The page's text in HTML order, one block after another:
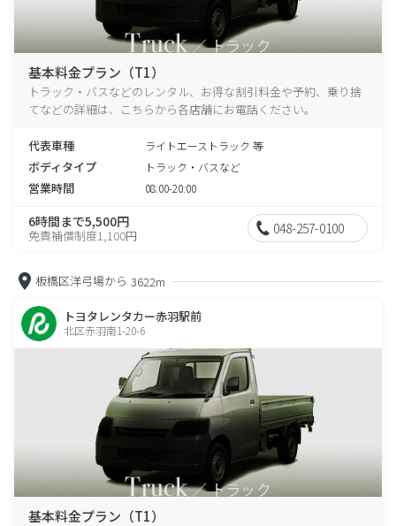
基本料金プラン（T1）
トラック・バスなどのレンタル、お得な割引料金や予約、乗り捨
てなどの詳細は、こちらから各店舗にお電話ください。
代表車種 ライトエーストラック 等
ボディタイプ トラック・バスなど
営業時間 08:00-20:00
6時間まで5,500円
免責補償制度1,100円 048-257-0100
板橋区洋弓場から 3622m
トヨタレンタカー赤羽駅前
北区赤羽南1-20-6
基本料金プラン（T1）